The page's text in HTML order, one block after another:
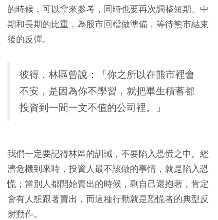
的時候，可以拿來參考，同時也要再次調整短期、中
期和長期的比重，為股市回檔做準備，等待熊市結束
後的反彈。
彼得．林區曾說：「你之所以在熊市裡會
不安，是因為你不學習，就把畢生積蓄都
投資到一間一文不值的公司裡。」
我們一定要記得林區的訓誡，不要陷入恐慌之中。經
濟危機到來時，投資人最不該做的事情，就是陷入恐
慌；當別人都開始賣出的時候，剩自己還抱著，肯定
會有人想跟著賣出，而這種行動就是恐慌者的典型反
射動作。